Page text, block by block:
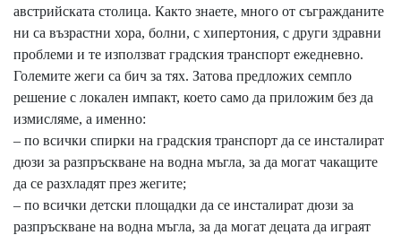
австрийската столица. Както знаете, много от съгражданите
ни са възрастни хора, болни, с хипертония, с други здравни
проблеми и те използват градския транспорт ежедневно.
Големите жеги са бич за тях. Затова предложих семпло
решение с локален импакт, което само да приложим без да
измисляме, а именно:
– по всички спирки на градския транспорт да се инсталират
дюзи за разпръскване на водна мъгла, за да могат чакащите
да се разхладят през жегите;
– по всички детски площадки да се инсталират дюзи за
разпръскване на водна мъгла, за да могат децата да играят